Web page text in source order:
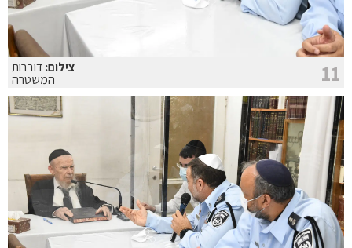
11 צילום:דוברות
המשטרה